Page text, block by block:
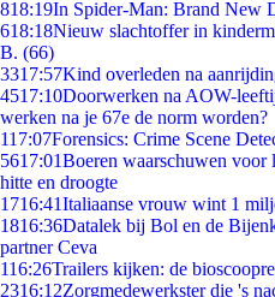
818:19In Spider-Man: Brand New
618:18Nieuw slachtoffer in
B. (66)
3317:57Kind overleden na
4517:10Doorwerken na AOW-
werken na je 67e de norm worden?
117:07Forensics: Crime Scene
5617:01Boeren waarschuwen voor
hitte en droogte
1716:41Italiaanse vrouw wint 1
1816:36Datalek bij Bol en de
partner Ceva
116:26Trailers kijken: de
2316:12Zorgmedewerkster die 's